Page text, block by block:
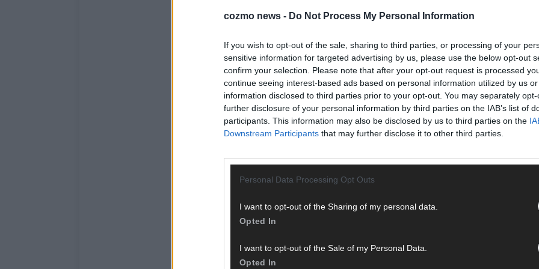
cozmo news - Do Not Process My Personal Information
If you wish to opt-out of the sale, sharing to third parties, or processing of your
sensitive information for targeted advertising by us, please use the below opt-out
confirm your selection. Please note that after your opt-out request is processed
continue seeing interest-based ads based on personal information utilized by us
information disclosed to third parties prior to your opt-out. You may separately
further disclosure of your personal information by third parties on the IAB’s list of
participants. This information may also be disclosed by us to third parties on the
Downstream Participants that may further disclose it to other third parties.
Personal Data Processing Opt Outs
I want to opt-out of the Sharing of my personal data.
Opted In
I want to opt-out of the Sale of my Personal Data.
Opted In